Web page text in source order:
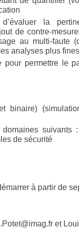
la
de contre-
au multi-faute
analyses plus
pour permettre le
binaire)
suivants
de sécurité
à partir de
et